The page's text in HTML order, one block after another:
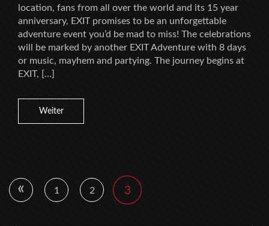
location, fans from all over the world and its 15 year
anniversary, EXIT promises to be an unforgettable
adventure event you’d be mad to miss! The celebrations
will be marked by another EXIT Adventure with 8 days
or music, mayhem and partying. The journey begins at
EXIT, […]
Weiter
« 1 2 3